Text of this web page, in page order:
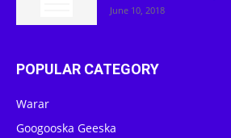
June 10, 2018
POPULAR CATEGORY
Warar
Googooska Geeska